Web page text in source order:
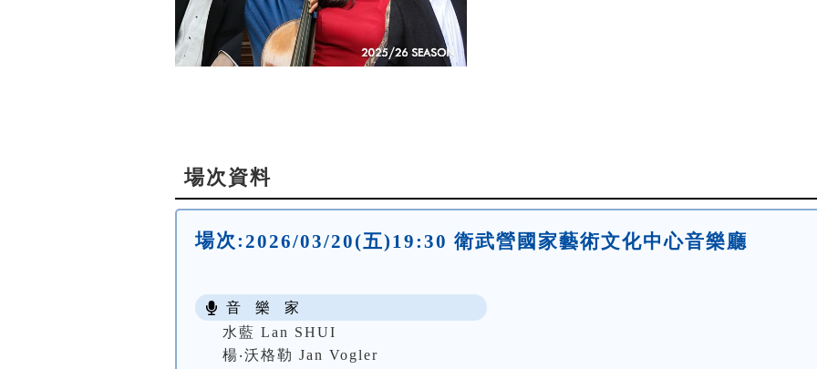
場次資料
場次:2026/03/20(五)19:30 衛武營國家藝術文化中心音樂廳
音 樂 家
水藍 Lan SHUI
楊‧沃格勒 Jan Vogler